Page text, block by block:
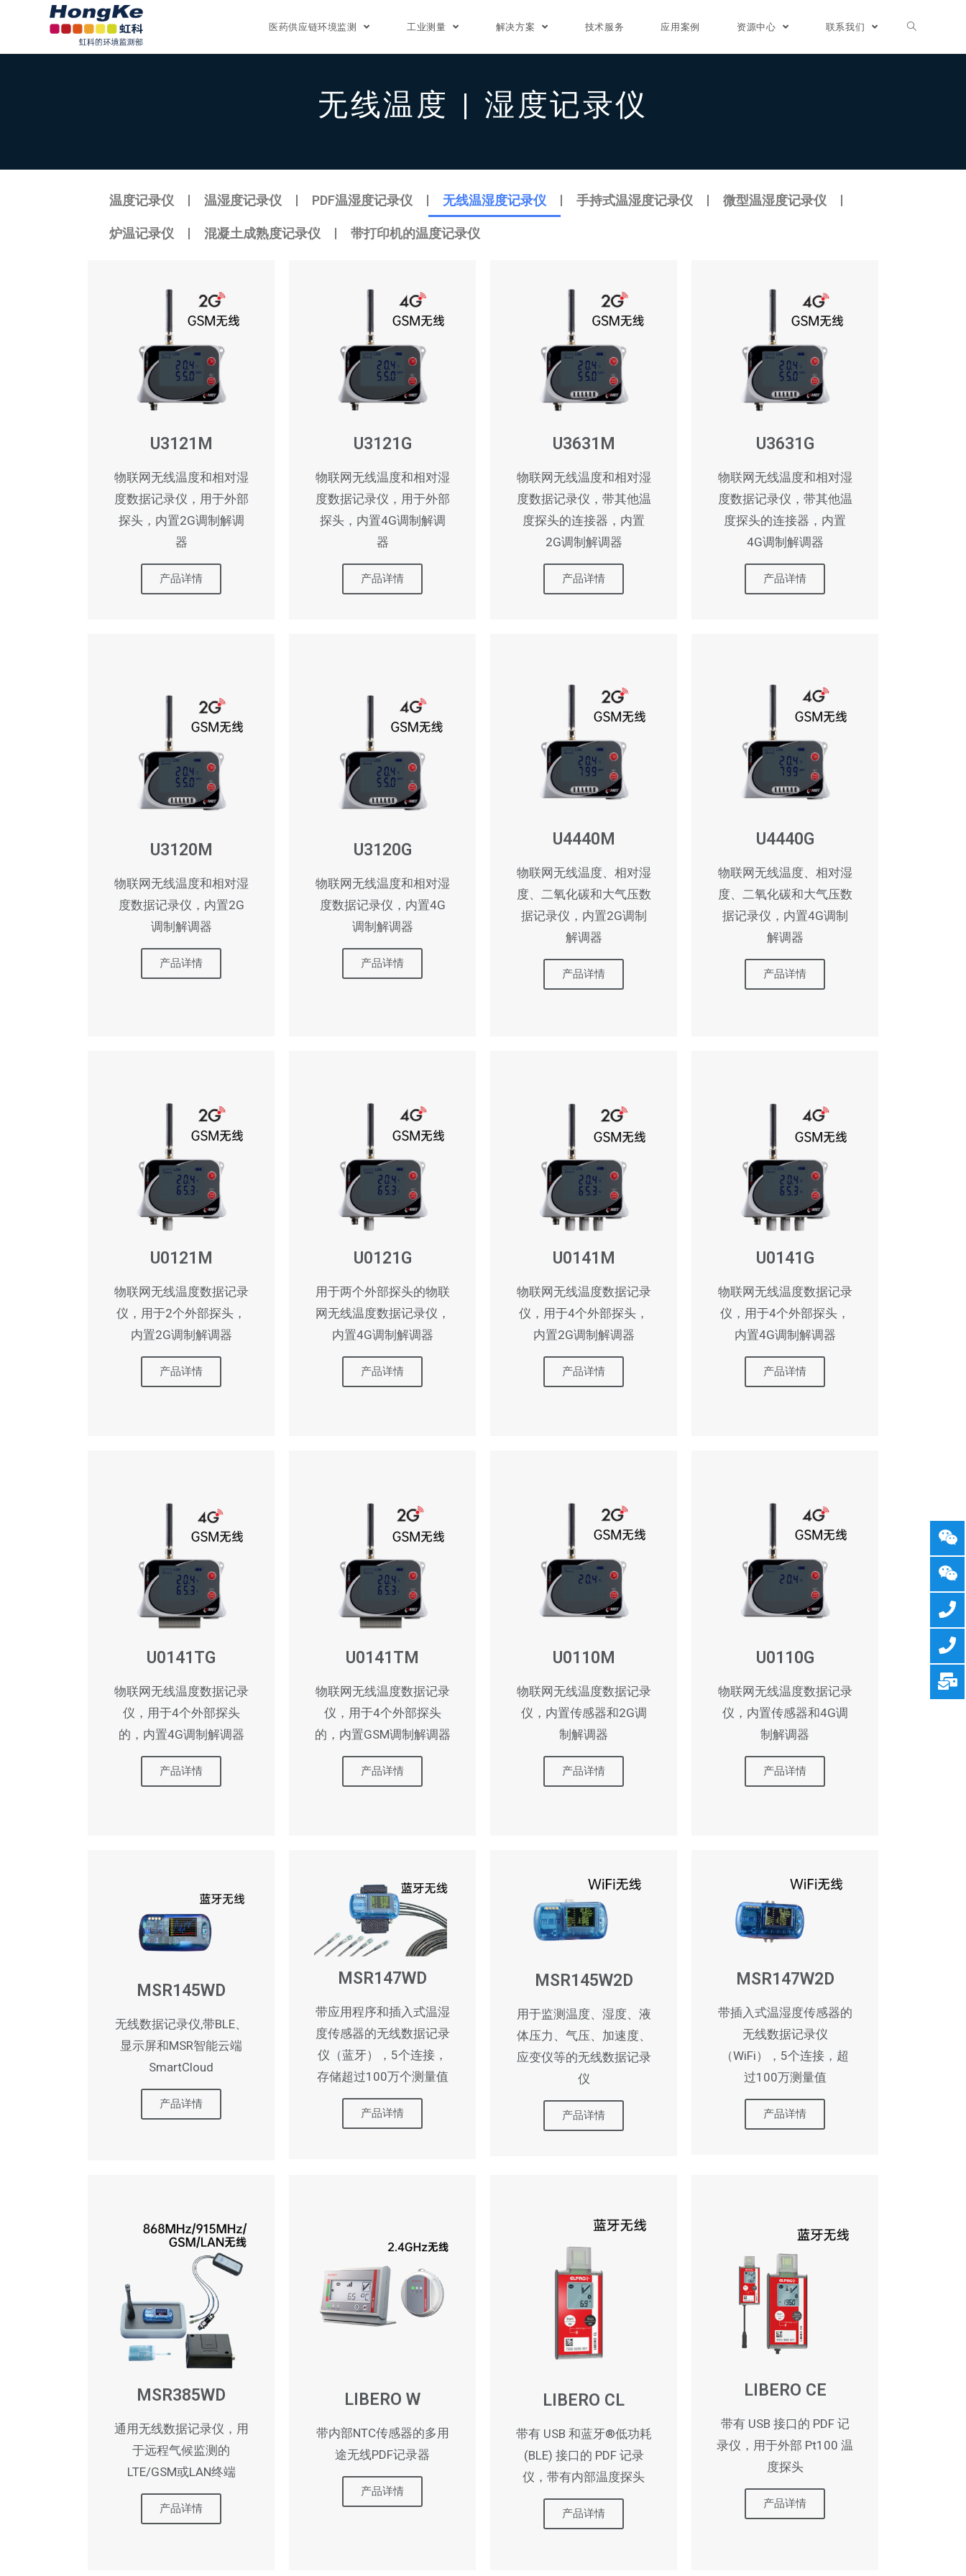
医药供应链环境监测 工业测量 解决方案 技术服务 应用案例 资源中心 联系我们
无线温度 | 湿度记录仪
温度记录仪 温湿度记录仪 PDF温湿度记录仪 无线温湿度记录仪 手持式温湿度记录仪 微型温湿度记录仪
炉温记录仪 混凝土成熟度记录仪 带打印机的温度记录仪
U3121M
物联网无线温度和相对湿
度数据记录仪，用于外部
探头，内置2G调制解调
器
产品详情
U3121G
物联网无线温度和相对湿
度数据记录仪，用于外部
探头，内置4G调制解调
器
产品详情
U3631M
物联网无线温度和相对湿
度数据记录仪，带其他温
度探头的连接器，内置
2G调制解调器
产品详情
U3631G
物联网无线温度和相对湿
度数据记录仪，带其他温
度探头的连接器，内置
4G调制解调器
产品详情
U3120M
物联网无线温度和相对湿
度数据记录仪，内置2G
调制解调器
产品详情
U3120G
物联网无线温度和相对湿
度数据记录仪，内置4G
调制解调器
产品详情
U4440M
物联网无线温度、相对湿
度、二氧化碳和大气压数
据记录仪，内置2G调制
解调器
产品详情
U4440G
物联网无线温度、相对湿
度、二氧化碳和大气压数
据记录仪，内置4G调制
解调器
产品详情
U0121M
物联网无线温度数据记录
仪，用于2个外部探头，
内置2G调制解调器
产品详情
U0121G
用于两个外部探头的物联
网无线温度数据记录仪，
内置4G调制解调器
产品详情
U0141M
物联网无线温度数据记录
仪，用于4个外部探头，
内置2G调制解调器
产品详情
U0141G
物联网无线温度数据记录
仪，用于4个外部探头，
内置4G调制解调器
产品详情
U0141TG
物联网无线温度数据记录
仪，用于4个外部探头
的，内置4G调制解调器
产品详情
U0141TM
物联网无线温度数据记录
仪，用于4个外部探头
的，内置GSM调制解调器
产品详情
U0110M
物联网无线温度数据记录
仪，内置传感器和2G调
制解调器
产品详情
U0110G
物联网无线温度数据记录
仪，内置传感器和4G调
制解调器
产品详情
MSR145WD
无线数据记录仪,带BLE、
显示屏和MSR智能云端
SmartCloud
产品详情
MSR147WD
带应用程序和插入式温湿
度传感器的无线数据记录
仪（蓝牙），5个连接，
存储超过100万个测量值
产品详情
MSR145W2D
用于监测温度、湿度、液
体压力、气压、加速度、
应变仪等的无线数据记录
仪
产品详情
MSR147W2D
带插入式温湿度传感器的
无线数据记录仪
（WiFi），5个连接，超
过100万测量值
产品详情
MSR385WD
通用无线数据记录仪，用
于远程气候监测的
LTE/GSM或LAN终端
产品详情
LIBERO W
带内部NTC传感器的多用
途无线PDF记录器
产品详情
LIBERO CL
带有 USB 和蓝牙®低功耗
(BLE) 接口的 PDF 记录
仪，带有内部温度探头
产品详情
LIBERO CE
带有 USB 接口的 PDF 记
录仪，用于外部 Pt100 温
度探头
产品详情